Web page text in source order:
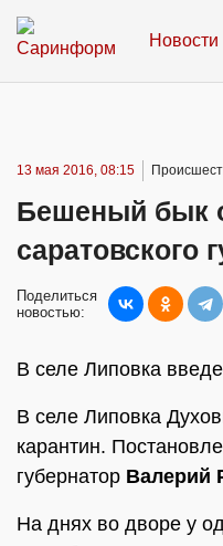
Новости
13 мая 2016, 08:15
Бешеный бык
саратовского
Поделиться
новостью:
В селе Липовка
В селе Липовка
карантин.
губернатор Валерий
На днях во дворе у